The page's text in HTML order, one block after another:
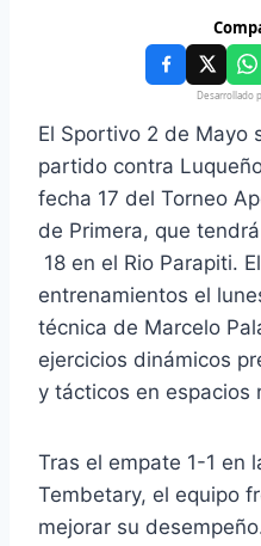
Desarrollado
El Sportivo 2 de Mayo
partido contra
fecha 17 del Torneo
de Primera, que
18 en el Rio Parapiti.
entrenamientos el
técnica de Marcelo
ejercicios dinámicos
y tácticos en espacios
Tras el empate 1-1 en
Tembetary, el equipo
mejorar su